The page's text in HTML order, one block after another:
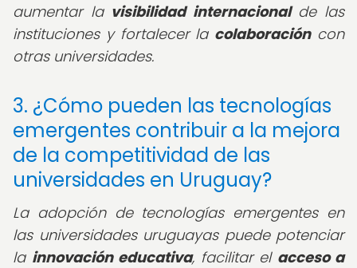
aumentar la visibilidad internacionalde las
instituciones y fortalecer la colaboracióncon
otras universidades.
3. ¿Cómo pueden las tecnologías
emergentes contribuir a la mejora
de la competitividad de las
universidades en Uruguay?
La adopción de tecnologías emergentes en
las universidades uruguayas puede potenciar
la innovación educativa, facilitar el acceso a